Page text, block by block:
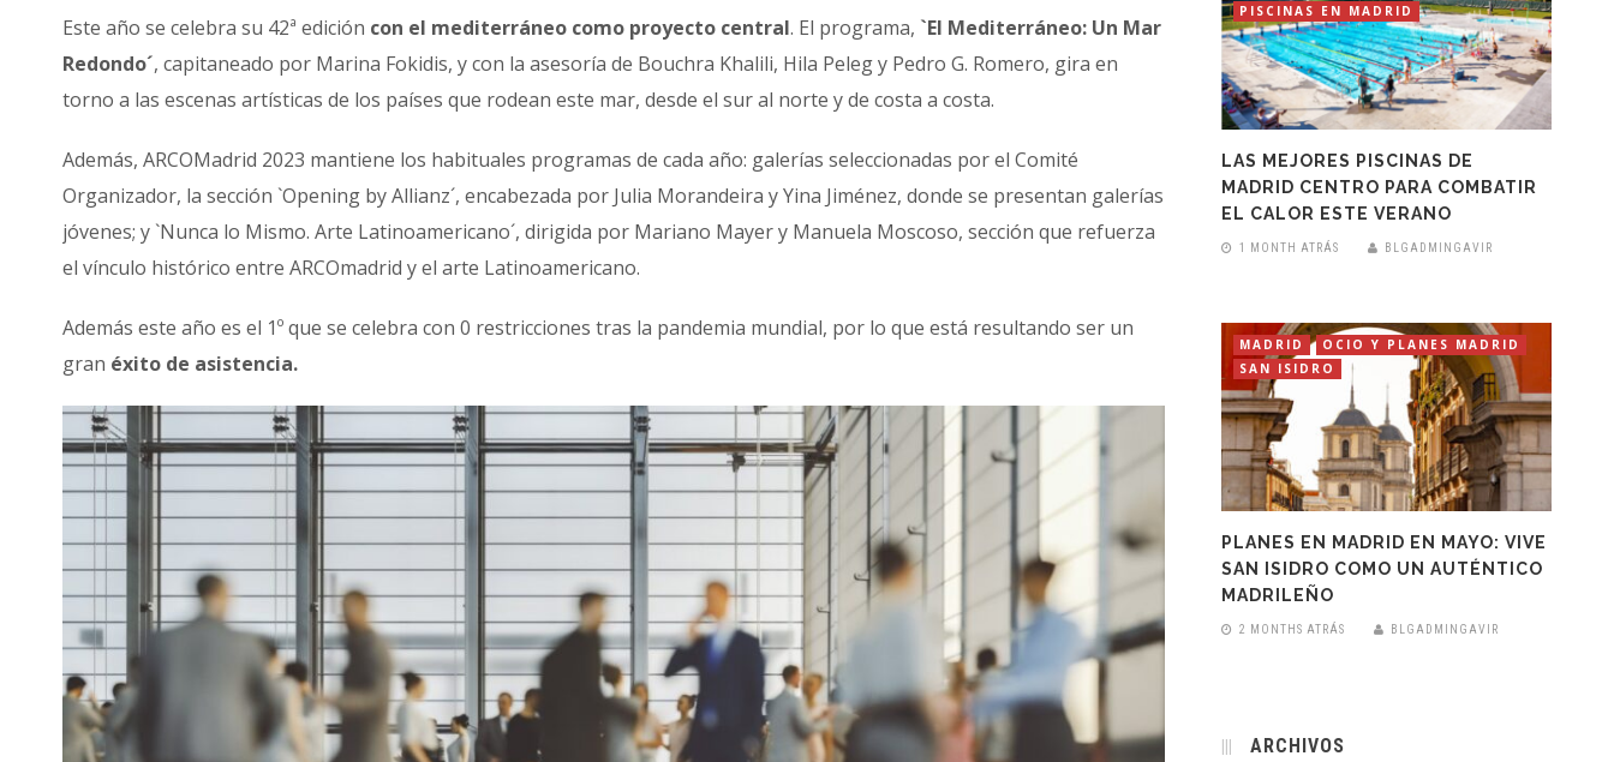
Este año se celebra su 42ª edición con el mediterráneo como proyecto central. El programa, `El Mediterráneo: Un Mar
Redondo´, capitaneado por Marina Fokidis, y con la asesoría de Bouchra Khalili, Hila Peleg y Pedro G. Romero, gira en
torno a las escenas artísticas de los países que rodean este mar, desde el sur al norte y de costa a costa.
Además, ARCOMadrid 2023 mantiene los habituales programas de cada año: galerías seleccionadas por el Comité
Organizador, la sección `Opening by Allianz´, encabezada por Julia Morandeira y Yina Jiménez, donde se presentan galerías
jóvenes; y `Nunca lo Mismo. Arte Latinoamericano´, dirigida por Mariano Mayer y Manuela Moscoso, sección que refuerza
el vínculo histórico entre ARCOmadrid y el arte Latinoamericano.
Además este año es el 1º que se celebra con 0 restricciones tras la pandemia mundial, por lo que está resultando ser un
gran éxito de asistencia.
PISCINAS EN MADRID
LAS MEJORES PISCINAS DE
MADRID CENTRO PARA COMBATIR
EL CALOR ESTE VERANO
1 MONTH ATRÁS BLGADMINGAVIR
MADRID
OCIO Y PLANES MADRID
SAN ISIDRO
PLANES EN MADRID EN MAYO: VIVE
SAN ISIDRO COMO UN AUTÉNTICO
MADRILEÑO
2 MONTHS ATRÁS BLGADMINGAVIR
ARCHIVOS